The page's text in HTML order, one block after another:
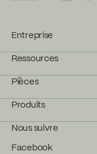
Entreprise
Ressources
Pièces
Produits
Nous suivre
Facebook